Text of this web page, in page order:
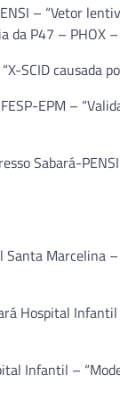
– “Vetor
da P47 – PHOX
SCID causada
EPM –
Sabará-
Santa
Hospital
Infantil –